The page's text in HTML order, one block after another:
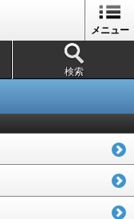
メニュー
検索